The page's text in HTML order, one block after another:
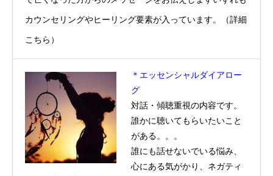
カウンセリングやヒーリング要素が入っています。（詳細
こちら ）
＊エッセンシャルダイアロー
グ
対話・傾聴重視の内容です。
誰かに聴いてもらいたいこと
がある。。。
誰にも話せないでいる悩み、
心にある気がかり、ネガティ